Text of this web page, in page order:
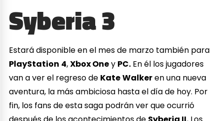
Syberia 3
Estará disponible en el mes de marzo también para
PlayStation 4,Xbox Oney PC. En él los jugadores
van a ver el regreso de KateWalkeren una nueva
aventura, la más ambiciosa hasta el día de hoy. Por
fin, los fans de esta saga podrán ver que ocurrió